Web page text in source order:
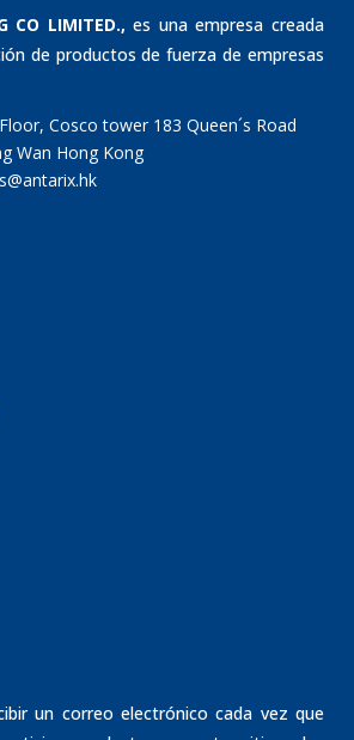
de productos de fuerza de empresas
Cosco tower 183 Queen´s Road
Wan Hong Kong
noticia o producto en nuestro sitio web.